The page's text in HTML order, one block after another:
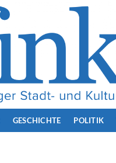
GESCHICHTE POLITIK